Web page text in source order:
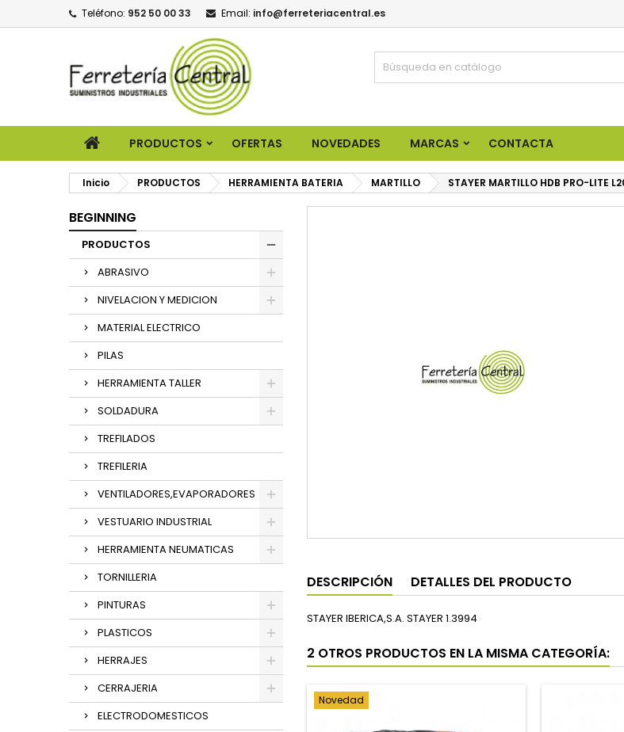
Teléfono: 952 50 00 33 Email: info@ferreteriacentral.es
PRODUCTOS OFERTAS NOVEDADES MARCAS CONTACTA
Inicio PRODUCTOS HERRAMIENTA BATERIA MARTILLO STAYER MARTILLO HDB PRO-LITE
BEGINNING
PRODUCTOS
ABRASIVO
NIVELACION Y MEDICION
MATERIAL ELECTRICO
PILAS
HERRAMIENTA TALLER
SOLDADURA
TREFILADOS
TREFILERIA
VENTILADORES,EVAPORADORES
VESTUARIO INDUSTRIAL
HERRAMIENTA NEUMATICAS
TORNILLERIA
PINTURAS
PLASTICOS
HERRAJES
CERRAJERIA
ELECTRODOMESTICOS
DESCRIPCIÓN DETALLES DEL PRODUCTO
STAYER IBERICA,S.A. STAYER 1.3994
2 OTROS PRODUCTOS EN LA MISMA CATEGORÍA:
Novedad